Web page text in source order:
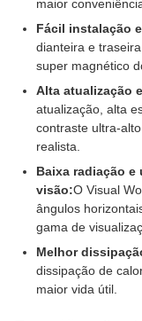
maior
Fácil instalação
dianteira e
super magnético
Alta atualização
atualização, alta
contraste ultra-
realista.
Baixa radiação
visão:O Visual
ângulos
gama de
Melhor
dissipação de
maior vida útil.